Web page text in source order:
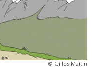
© Gilles Maitin